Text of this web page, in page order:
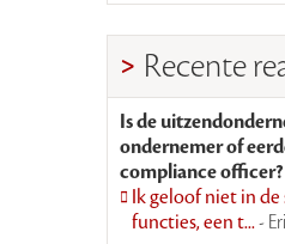
Recente
Is de
ondernemer of
compliance officer?
Ik geloof niet in de
functies, een t...-